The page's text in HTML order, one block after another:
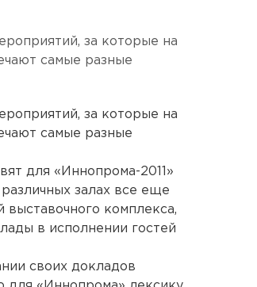
за которые на
самые разные
за которые на
самые разные
для «Иннопрома-2011»
залах все еще
комплекса,
в исполнении гостей
своих докладов